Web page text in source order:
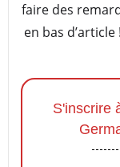
faire des
en bas d’article !
S'inscrire